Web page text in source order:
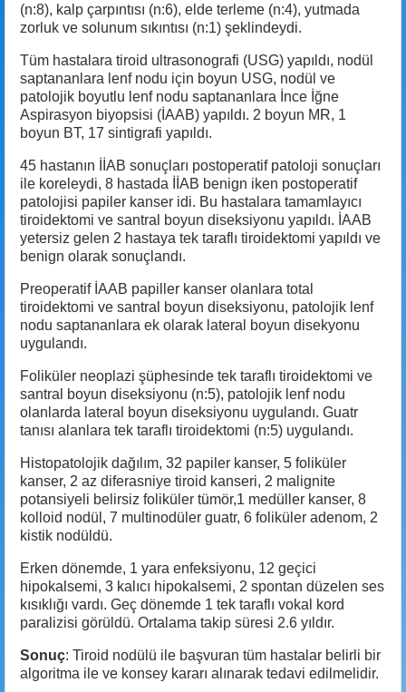
(n:8), kalp çarpıntısı (n:6), elde terleme (n:4), yutmada
zorluk ve solunum sıkıntısı (n:1) şeklindeydi.
Tüm hastalara tiroid ultrasonografi (USG) yapıldı, nodül
saptananlara lenf nodu için boyun USG, nodül ve
patolojik boyutlu lenf nodu saptananlara İnce İğne
Aspirasyon biyopsisi (İAAB) yapıldı. 2 boyun MR, 1
boyun BT, 17 sintigrafi yapıldı.
45 hastanın İİAB sonuçları postoperatif patoloji sonuçları
ile koreleydi, 8 hastada İİAB benign iken postoperatif
patolojisi papiler kanser idi. Bu hastalara tamamlayıcı
tiroidektomi ve santral boyun diseksiyonu yapıldı. İAAB
yetersiz gelen 2 hastaya tek taraflı tiroidektomi yapıldı ve
benign olarak sonuçlandı.
Preoperatif İAAB papiller kanser olanlara total
tiroidektomi ve santral boyun diseksiyonu, patolojik lenf
nodu saptananlara ek olarak lateral boyun disekyonu
uygulandı.
Foliküler neoplazi şüphesinde tek taraflı tiroidektomi ve
santral boyun diseksiyonu (n:5), patolojik lenf nodu
olanlarda lateral boyun diseksiyonu uygulandı. Guatr
tanısı alanlara tek taraflı tiroidektomi (n:5) uygulandı.
Histopatolojik dağılım, 32 papiler kanser, 5 foliküler
kanser, 2 az diferasniye tiroid kanseri, 2 malignite
potansiyeli belirsiz foliküler tümör,1 medüller kanser, 8
kolloid nodül, 7 multinodüler guatr, 6 foliküler adenom, 2
kistik nodüldü.
Erken dönemde, 1 yara enfeksiyonu, 12 geçici
hipokalsemi, 3 kalıcı hipokalsemi, 2 spontan düzelen ses
kısıklığı vardı. Geç dönemde 1 tek taraflı vokal kord
paralizisi görüldü. Ortalama takip süresi 2.6 yıldır.
Sonuç: Tiroid nodülü ile başvuran tüm hastalar belirli bir
algoritma ile ve konsey kararı alınarak tedavi edilmelidir.